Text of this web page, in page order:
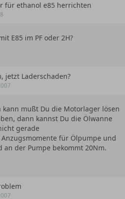
für ethanol e85 herrichten
E85 im PF oder 2H?
jetzt Laderschaden?
kann mußt Du die Motorlager lösen
dann kannst Du die Ölwanne
gerade
für Ölpumpe und
an der Pumpe bekommt 20Nm.